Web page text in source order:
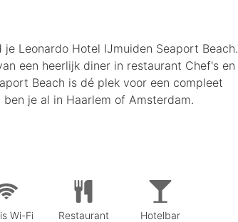
Leonardo Hotel IJmuiden Seaport Beach.
een heerlijk diner in restaurant Chef's en
Beach is dé plek voor een compleet
je al in Haarlem of Amsterdam.
Wi-Fi Restaurant Hotelbar